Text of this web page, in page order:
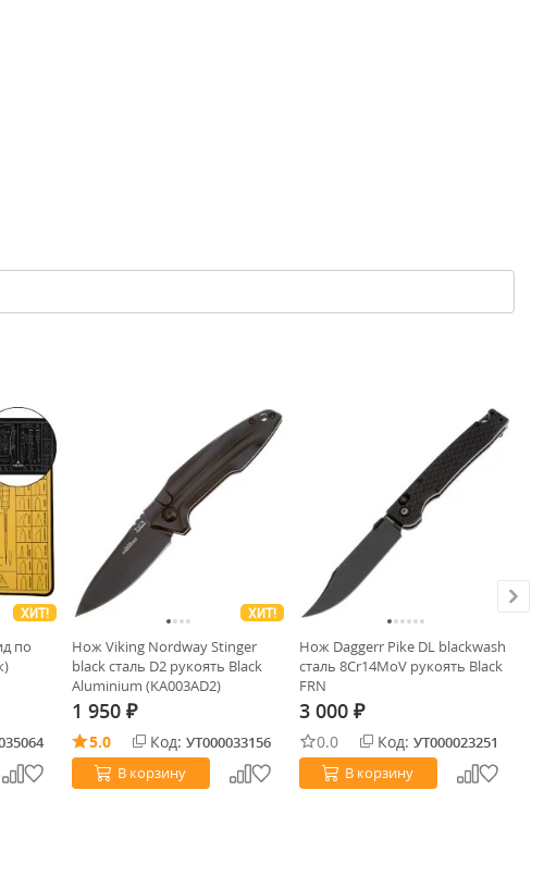
ХИТ!
по
ХИТ!
Нож Viking Nordway Stinger
black сталь D2 рукоять Black
Aluminium (KA003AD2)
1 950 ₽
5.0 Код: УТ000033156
В корзину
Нож Daggerr Pike DL blackwash
сталь 8Cr14MoV рукоять Black
FRN
3 000 ₽
0.0 Код: УТ000023251
В корзину